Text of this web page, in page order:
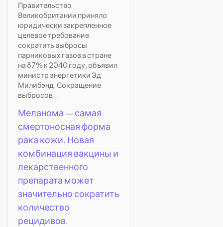
Правительство
Великобритании приняло
юридически закрепленное
целевое требование
сократить выбросы
парниковых газов в стране
на 87% к 2040 году, объявил
министр энергетики Эд
Милибэнд. Сокращение
выбросов...
Меланома — самая
смертоносная форма
рака кожи. Новая
комбинация вакцины и
лекарственного
препарата может
значительно сократить
количество
рецидивов.